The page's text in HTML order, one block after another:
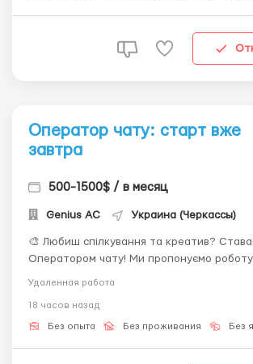
Оператор чату: старт вже
завтра
500-1500$ / в месяц
Genius AС Украина (Черкассы)
🎨 Любиш спілкування та креатив?
Оператором чату! Ми пропонуємо
середовищі, де цінують твою особистість.
листування. Вимоги до тебе: Мати під рукою ноутбук чи
ПК зі стабільним інтернет...
Удаленная работа
18 часов назад
Без опыта Без проживания Без